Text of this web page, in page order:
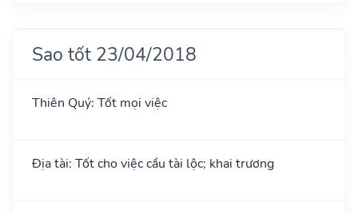
Sao tốt 23/04/2018
Thiên Quý: Tốt mọi việc
Địa tài: Tốt cho việc cầu tài lộc; khai trương